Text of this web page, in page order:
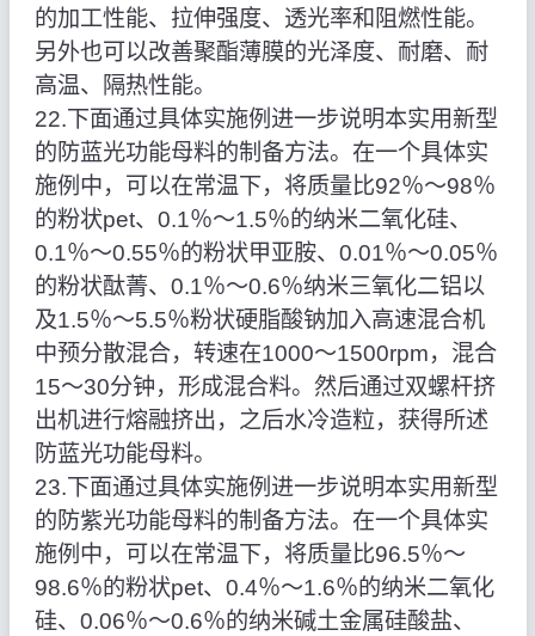
的加工性能、拉伸强度、透光率和阻燃性能。
另外也可以改善聚酯薄膜的光泽度、耐磨、耐
高温、隔热性能。
22.下面通过具体实施例进一步说明本实用新型
的防蓝光功能母料的制备方法。在一个具体实
施例中，可以在常温下，将质量比92％～98％
的粉状pet、0.1％～1.5％的纳米二氧化硅、
0.1％～0.55％的粉状甲亚胺、0.01％～0.05％
的粉状酞菁、0.1％～0.6％纳米三氧化二铝以
及1.5％～5.5％粉状硬脂酸钠加入高速混合机
中预分散混合，转速在1000～1500rpm，混合
15～30分钟，形成混合料。然后通过双螺杆挤
出机进行熔融挤出，之后水冷造粒，获得所述
防蓝光功能母料。
23.下面通过具体实施例进一步说明本实用新型
的防紫光功能母料的制备方法。在一个具体实
施例中，可以在常温下，将质量比96.5％～
98.6％的粉状pet、0.4％～1.6％的纳米二氧化
硅、0.06％～0.6％的纳米碱土金属硅酸盐、